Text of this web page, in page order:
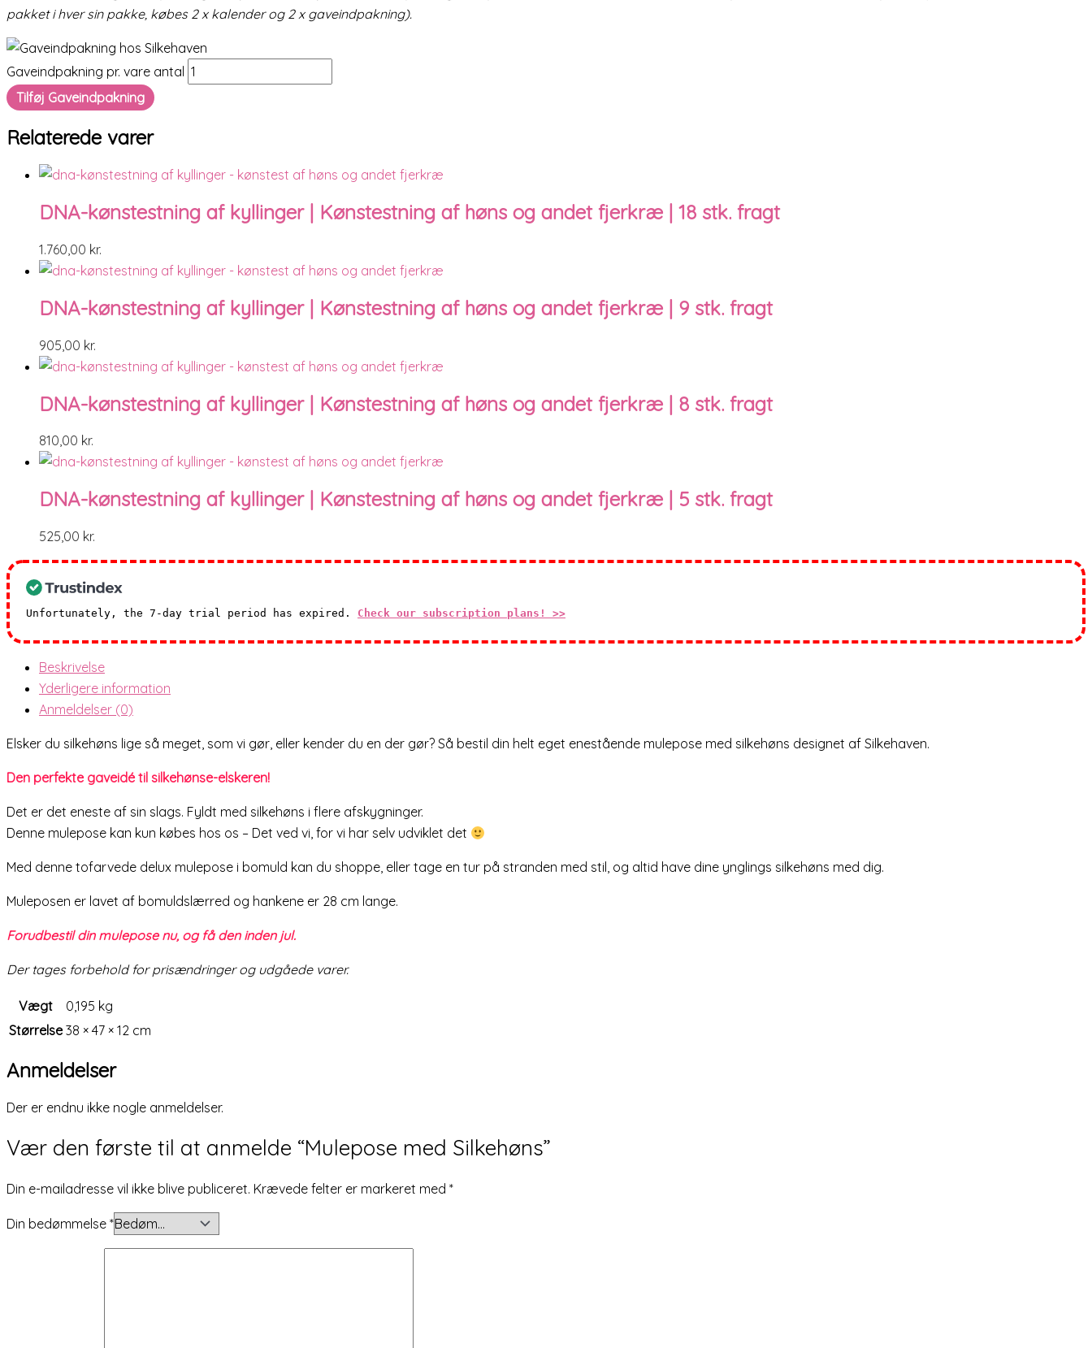
pakket i hver sin pakke, købes 2 x kalender og 2 x gaveindpakning).
Gaveindpakning pr. vare antal
Tilføj Gaveindpakning
Relaterede varer
DNA-kønstestning af kyllinger | Kønstestning af høns og andet fjerkræ | 18 stk. fragt
1.760,00 kr.
DNA-kønstestning af kyllinger | Kønstestning af høns og andet fjerkræ | 9 stk. fragt
905,00 kr.
DNA-kønstestning af kyllinger | Kønstestning af høns og andet fjerkræ | 8 stk. fragt
810,00 kr.
DNA-kønstestning af kyllinger | Kønstestning af høns og andet fjerkræ | 5 stk. fragt
525,00 kr.
Unfortunately, the 7-day trial period has expired. Check our subscription plans! >>
Beskrivelse
Yderligere information
Anmeldelser (0)
Elsker du silkehøns lige så meget, som vi gør, eller kender du en der gør? Så bestil din helt eget enestående mulepose med silkehøns designet af Silkehaven.
Den perfekte gaveidé til silkehønse-elskeren!
Det er det eneste af sin slags. Fyldt med silkehøns i flere afskygninger.
Denne mulepose kan kun købes hos os – Det ved vi, for vi har selv udviklet det
Med denne tofarvede delux mulepose i bomuld kan du shoppe, eller tage en tur på stranden med stil, og altid have dine ynglings silkehøns med dig.
Muleposen er lavet af bomuldslærred og hankene er 28 cm lange.
Forudbestil din mulepose nu, og få den inden jul.
Der tages forbehold for prisændringer og udgåede varer.
Vægt
0,195 kg
Størrelse 38 × 47 × 12 cm
Anmeldelser
Der er endnu ikke nogle anmeldelser.
Vær den første til at anmelde “Mulepose med Silkehøns”
Din e-mailadresse vil ikke blive publiceret. Krævede felter er markeret med *
Din bedømmelse *